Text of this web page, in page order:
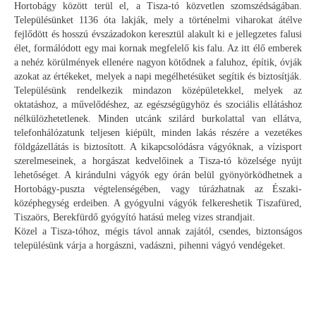
Hortobágy között terül el, a Tisza-tó közvetlen szomszédságában.
Településünket 1136 óta lakják, mely a történelmi viharokat átélve
fejlődött és hosszú évszázadokon keresztül alakult ki e jellegzetes falusi
élet, formálódott egy mai kornak megfelelő kis falu. Az itt élő emberek
a nehéz körülmények ellenére nagyon kötődnek a faluhoz, építik, óvják
azokat az értékeket, melyek a napi megélhetésüket segítik és biztosítják.
Településünk rendelkezik mindazon középületekkel, melyek az
oktatáshoz, a művelődéshez, az egészségügyhöz és szociális ellátáshoz
nélkülözhetetlenek. Minden utcánk szilárd burkolattal van ellátva,
telefonhálózatunk teljesen kiépült, minden lakás részére a vezetékes
földgázellátás is biztosított. A kikapcsolódásra vágyóknak, a vízisport
szerelmeseinek, a horgászat kedvelőinek a Tisza-tó közelsége nyújt
lehetőséget. A kirándulni vágyók egy órán belül gyönyörködhetnek a
Hortobágy-puszta végtelenségében, vagy túrázhatnak az Északi-
középhegység erdeiben. A gyógyulni vágyók felkereshetik Tiszafüred,
Tiszaörs, Berekfürdő gyógyító hatású meleg vizes strandjait.
Közel a Tisza-tóhoz, mégis távol annak zajától, csendes, biztonságos
településünk várja a horgászni, vadászni, pihenni vágyó vendégeket.